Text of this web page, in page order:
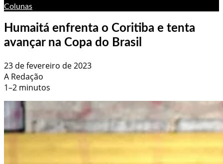
Colunas
Humaitá enfrenta o Coritiba e tenta
avançar na Copa do Brasil
23 de fevereiro de 2023
A Redação
1–2 minutos